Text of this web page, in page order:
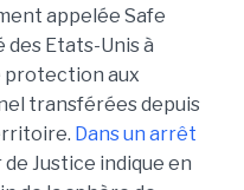
appelée Safe
des Etats-Unis à
protection aux
transférées depuis
Dans un arrêt
de Justice indique en